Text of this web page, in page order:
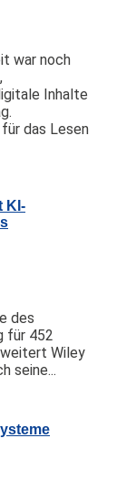
war noch
Inhalte
das Lesen
KI-
des
für 452
Wiley
seine...